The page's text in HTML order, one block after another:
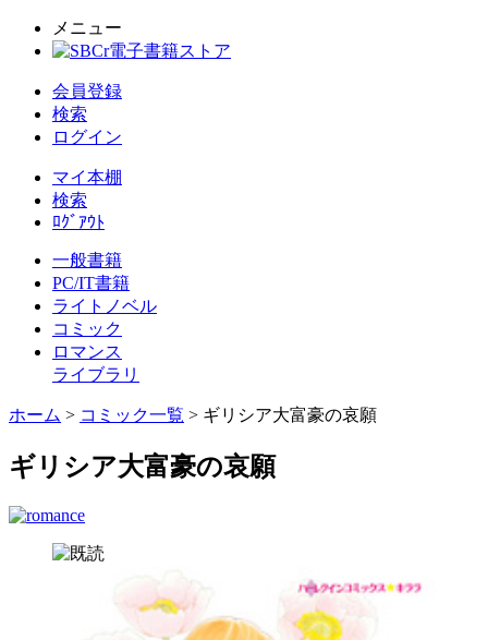
メニュー
会員登録
検索
ログイン
マイ本棚
検索
ﾛｸﾞｱｳﾄ
一般書籍
PC/IT書籍
ライトノベル
コミック
ロマンス
ライブラリ
ホーム > コミック一覧 > ギリシア大富豪の哀願
ギリシア大富豪の哀願